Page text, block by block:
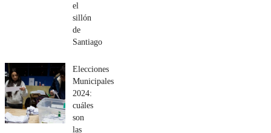
el
sillón
de
Santiago
Elecciones
Municipales
2024:
cuáles
son
las